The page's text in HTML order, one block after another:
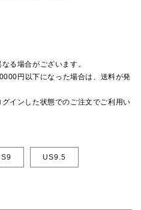
る場合がございます。
円以下になった場合は、送料が発
インした状態でのご注文でご利用い
US9.5